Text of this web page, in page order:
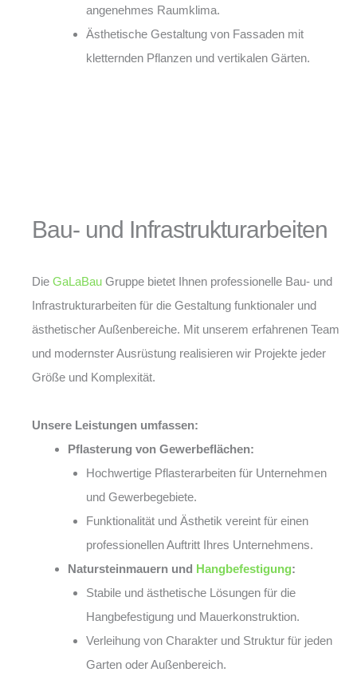
angenehmes Raumklima.
Ästhetische Gestaltung von Fassaden mit
kletternden Pflanzen und vertikalen Gärten.
Bau- und Infrastrukturarbeiten
Die GaLaBau Gruppe bietet Ihnen professionelle Bau- und
Infrastrukturarbeiten für die Gestaltung funktionaler und
ästhetischer Außenbereiche. Mit unserem erfahrenen Team
und modernster Ausrüstung realisieren wir Projekte jeder
Größe und Komplexität.
Unsere Leistungen umfassen:
Pflasterung von Gewerbeflächen:
Hochwertige Pflasterarbeiten für Unternehmen
und Gewerbegebiete.
Funktionalität und Ästhetik vereint für einen
professionellen Auftritt Ihres Unternehmens.
Natursteinmauern und Hangbefestigung:
Stabile und ästhetische Lösungen für die
Hangbefestigung und Mauerkonstruktion.
Verleihung von Charakter und Struktur für jeden
Garten oder Außenbereich.